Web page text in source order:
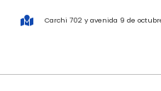
Carchi 702 y avenida 9 de